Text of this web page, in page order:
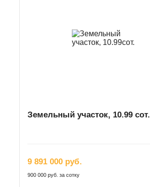
Земельный участок, 10.99 сот.
9 891 000 руб.
900 000 руб. за сотку